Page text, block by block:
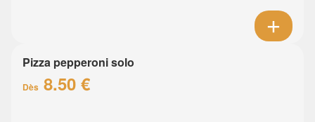
Pizza pepperoni solo
Dès 8.50 €